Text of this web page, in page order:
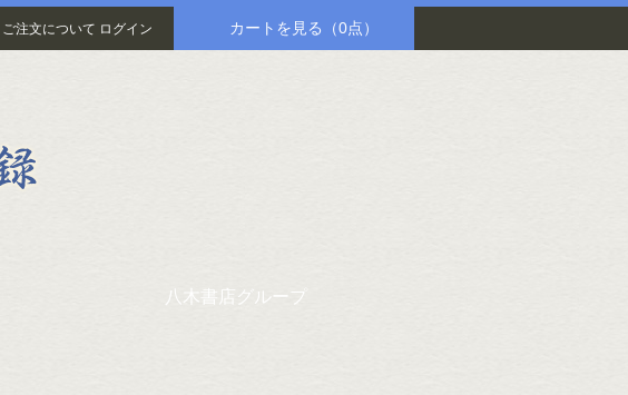
ご注文について ログイン カートを見る （0点）
八木書店グループ